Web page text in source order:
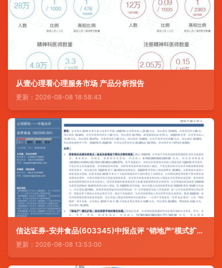
从壹心理看心理服务市场 产品分析报告
更新：2026-08-08 18:58:43
信达证券-安井食品(603345)中报点评 “销地产”模式扩张，抓住弱势市场的增长机遇
更新：2026-08-08 13:53:00